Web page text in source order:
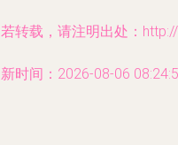
转载，请注明出处：
时间：2026-08-06